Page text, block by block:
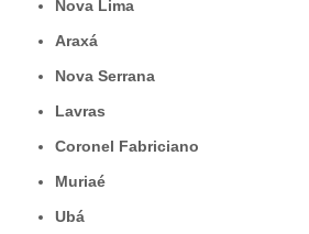
Nova Lima
Araxá
Nova Serrana
Lavras
Coronel Fabriciano
Muriaé
Ubá